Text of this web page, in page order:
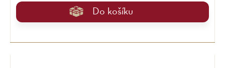
Do košíku